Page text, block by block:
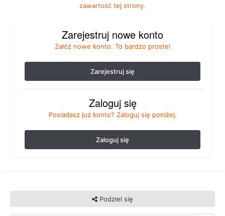
zawartość tej strony.
Zarejestruj nowe konto
Załóż nowe konto. To bardzo proste!
Zarejestruj się
Zaloguj się
Posiadasz już konto? Zaloguj się poniżej.
Zaloguj się
Podziel się